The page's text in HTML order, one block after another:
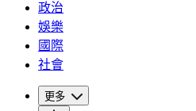
政治
娛樂
國際
社會
更多